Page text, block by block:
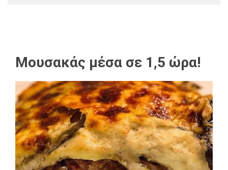
Μουσακάς μέσα σε 1,5 ώρα!